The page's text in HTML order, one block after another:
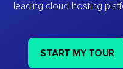
leading cloud-hosting
START MY TOUR